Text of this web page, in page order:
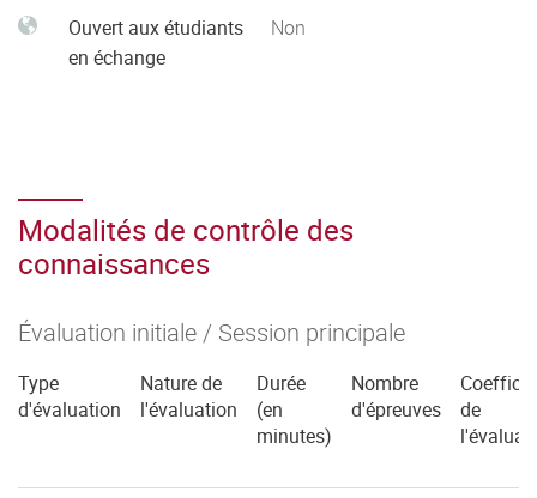
Ouvert aux étudiants
en échange
Non
Modalités de contrôle des
connaissances
Évaluation initiale / Session principale
Type
d'évaluation
Nature de
l'évaluation
Durée
(en
minutes)
Nombre
d'épreuves
de